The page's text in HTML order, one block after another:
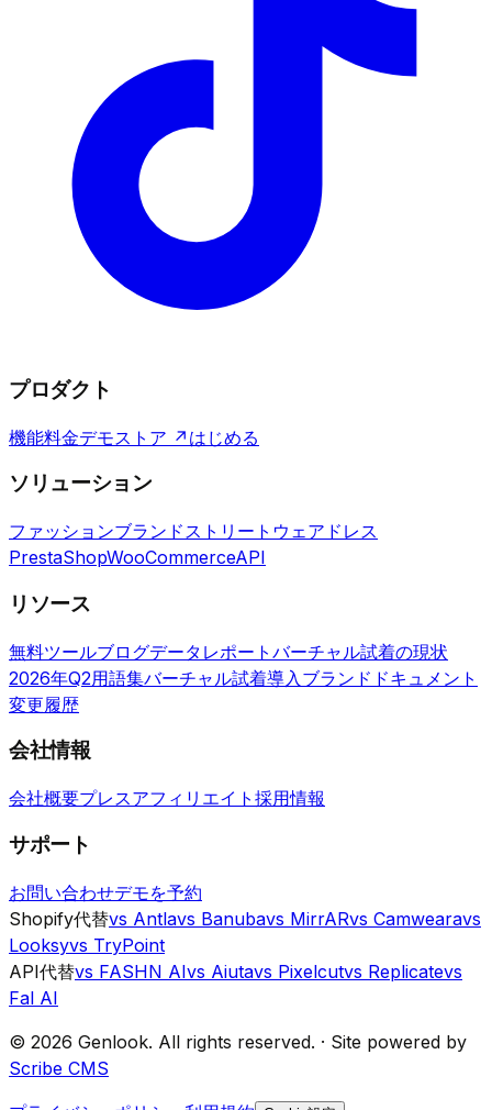
プロダクト
機能料金デモストア ↗ はじめる
ソリューション
ファッションブランドストリートウェア ドレス
PrestaShopWooCommerceAPI
リソース
無料ツールブログデータレポート バーチャル試着の現状
2026年Q2用語集バーチャル試着導入ブランド ドキュメント
変更履歴
会社情報
会社概要プレスアフィリエイト 採用情報
サポート
お問い合わせデモを予約
Shopify代替vs Antlavs Banubavs MirrARvs Camwearavs
Looksyvs TryPoint
API代替vs FASHN AIvs Aiutavs Pixelcutvs Replicatevs
Fal AI
© 2026 Genlook. All rights reserved. · Site powered by
Scribe CMS